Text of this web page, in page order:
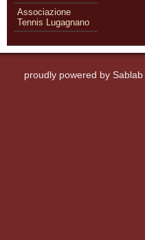
Associazione
Tennis Lugagnano
proudly powered by Sablab